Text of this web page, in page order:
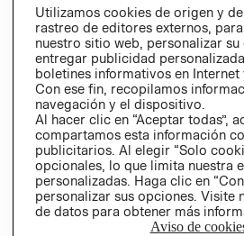
Y ÉTICA
Colombia ($)
CAMBIAR REGIÓN
Utilizamos cookies de origen y
rastreo de editores externos,
nuestro sitio web, personalizar
entregar publicidad
boletines informativos en
Con ese fin, recopilamos
navegación y el dispositivo.
Al hacer clic en “Aceptar todas”,
compartamos esta información
publicitarios. Al elegir “Solo
opcionales, lo que limita nuestra
personalizadas. Haga clic en
personalizar sus opciones.
de datos para obtener más
Aviso de